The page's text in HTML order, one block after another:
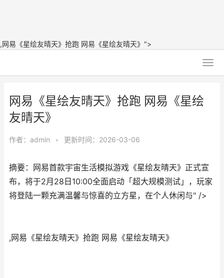
,网易《星绘友晴天》抢跑 网易《星绘友晴天》">
网易《星绘友晴天》抢跑 网易《星绘
友晴天》
作者： admin • 更新时间：2026-03-06
摘要：网易首款宇宙生活模拟游戏《星绘友晴天》正式宣
布，将于2月28日10:00全面启动「超大规模测试」，玩家
将登陆一颗充满温馨与惊喜的立方星，在个人休闲与" />
,网易《星绘友晴天》抢跑 网易《星绘友晴天》